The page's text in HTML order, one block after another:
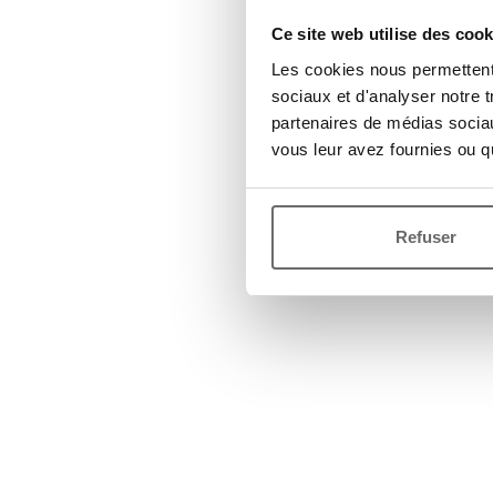
Ce site web utilise des
Les cookies nous
sociaux et d'analyser notre
partenaires de médias
vous leur avez fournies ou
Refuser